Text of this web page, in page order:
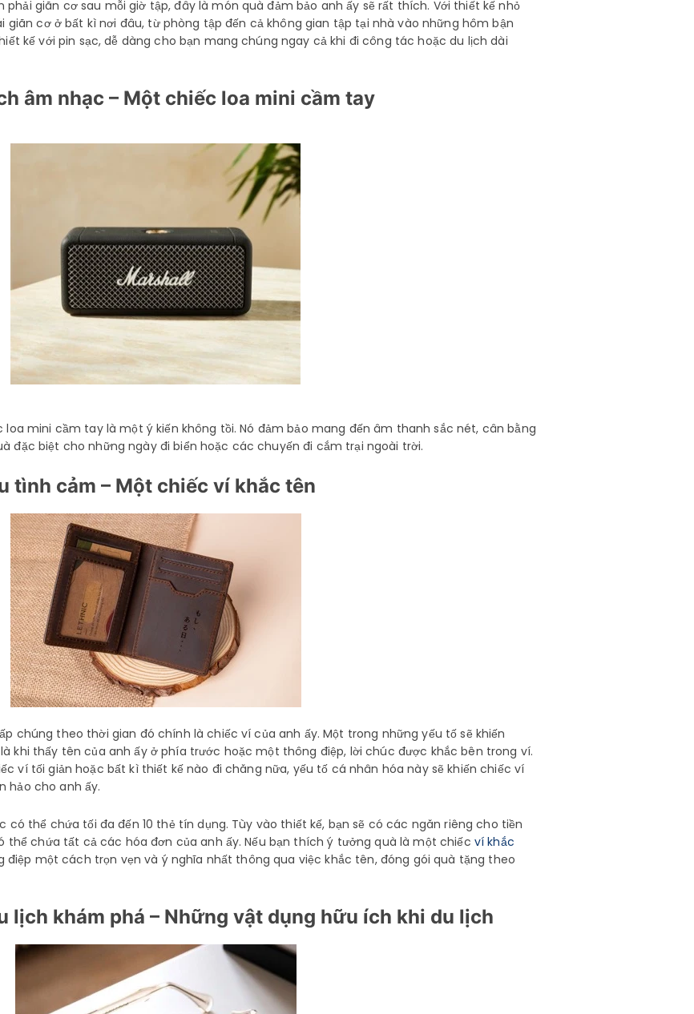
giãn cơ sau mỗi giờ tập, đây là món quà đảm bảo anh ấy sẽ rất thích. Với thiết kế nhỏ
cơ ở bất kì nơi đâu, từ phòng tập đến cả không gian tập tại nhà vào những hôm bận
kế với pin sạc, dễ dàng cho bạn mang chúng ngay cả khi đi công tác hoặc du lịch dài
âm nhạc – Một chiếc loa mini cầm tay
mini cầm tay là một ý kiến không tồi. Nó đảm bảo mang đến âm thanh sắc nét, cân bằng
đặc biệt cho những ngày đi biển hoặc các chuyến đi cắm trại ngoài trời.
tình cảm – Một chiếc ví khắc tên
chúng theo thời gian đó chính là chiếc ví của anh ấy. Một trong những yếu tố sẽ khiến
khi thấy tên của anh ấy ở phía trước hoặc một thông điệp, lời chúc được khắc bên trong ví.
ví tối giản hoặc bất kì thiết kế nào đi chăng nữa, yếu tố cá nhân hóa này sẽ khiến chiếc ví
hảo cho anh ấy.
thể chứa tối đa đến 10 thẻ tín dụng. Tùy vào thiết kế, bạn sẽ có các ngăn riêng cho tiền
thể chứa tất cả các hóa đơn của anh ấy. Nếu bạn thích ý tưởng quà là một chiếc ví khắc
điệp một cách trọn vẹn và ý nghĩa nhất thông qua việc khắc tên, đóng gói quà tặng theo
lịch khám phá – Những vật dụng hữu ích khi du lịch